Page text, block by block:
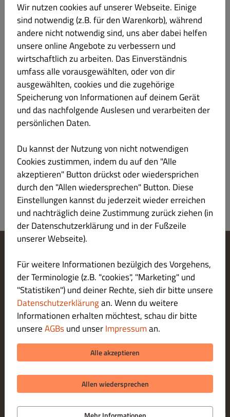
Tortellini
Schnitzel
Überbacken
Khalitos
Fingerfood
Salate
Cookie-Einstellungen ändern
Kontaktiere uns
Datenschutzerklärung
Allgemeine Geschäftsbedingungen
Impressum
LIEFERUNG ZAHLUNGSARTEN
ZAHLUNGSARTEN BEI ABHOLUNG
© 2026 Crumbacher Döner & Pizzeria
Wir nutzen cookies auf unserer Webseite. Einige
sind notwendig (z.B. für den Warenkorb), während
andere nicht notwendig sind, uns aber dabei helfen
unsere online Angebote zu verbessern und
wirtschaftlich zu arbeiten. Das Einverständnis
umfass alle vorausgewählten, oder von dir
ausgewählten, cookies und die zugehörige
Speicherung von Informationen auf deinem Gerät
und das nachfolgende Auslesen und verarbeiten der
persönlichen Daten.
Du kannst der Nutzung von nicht notwendigen
Cookies zustimmen, indem du auf den "Alle
akzeptieren" Button drückst oder wiedersprichen
durch den "Allen wiedersprechen" Button. Diese
Einstellungen kannst du jederzeit wieder erreichen
und nachträglich deine Zustimmung zurück ziehen (in
der Datenschutzerklärung und in der Fußzeile
unserer Webseite).
Für weitere Informationen bezülgich des Vorgehens,
der Terminologie (z.B. "cookies", "Marketing" und
"Statistiken") und deiner Rechte, sieh dir bitte unsere
Datenschutzerklärungan. Wenn du weitere
Informationen erhalten möchtest, schau dir bitte
unsereAGBsund unserImpressuman.
Alle akzeptieren
Allen wiedersprechen